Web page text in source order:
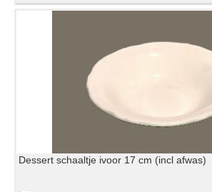
Dessert schaaltje ivoor 17 cm (incl afwas)